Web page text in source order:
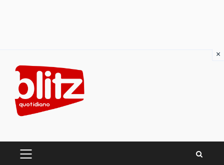
content
PRIMARY
×